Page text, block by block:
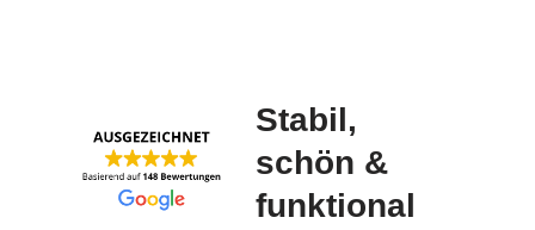
Stabil,
schön &
funktional